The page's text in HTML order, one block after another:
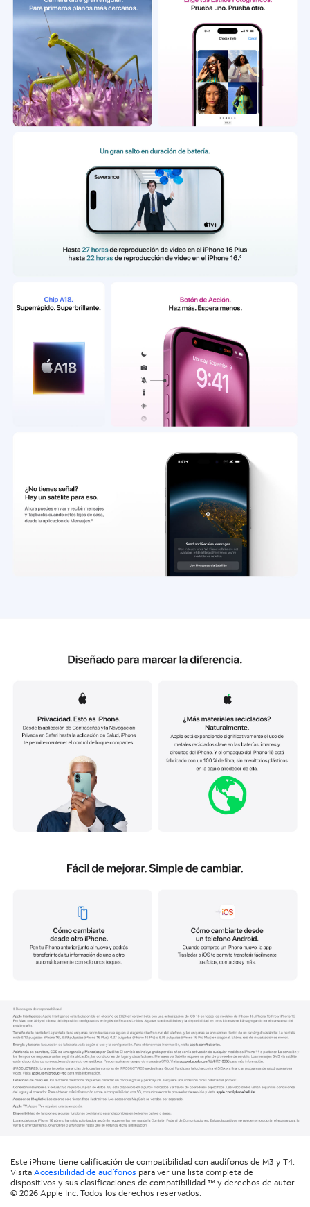
Este iPhone tiene calificación de compatibilidad con audífonos de M3 y T4.
Visita Accesibilidad de audífonos para ver una lista completa de
dispositivos y sus clasificaciones de compatibilidad.™ y derechos de autor
© 2026 Apple Inc. Todos los derechos reservados.